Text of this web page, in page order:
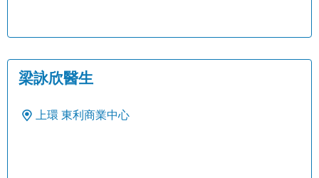
梁詠欣醫生
上環 東利商業中心